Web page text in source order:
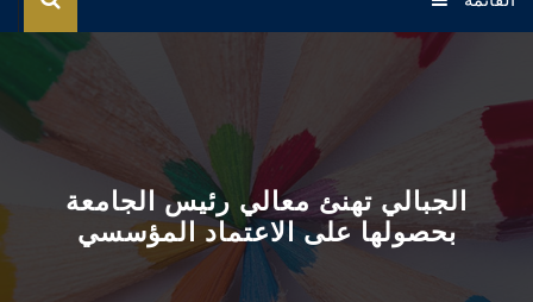
القطاعاتالجبالي تهنئ معالي رئيس الجامعة
بحصولها على الاعتماد المؤسسي